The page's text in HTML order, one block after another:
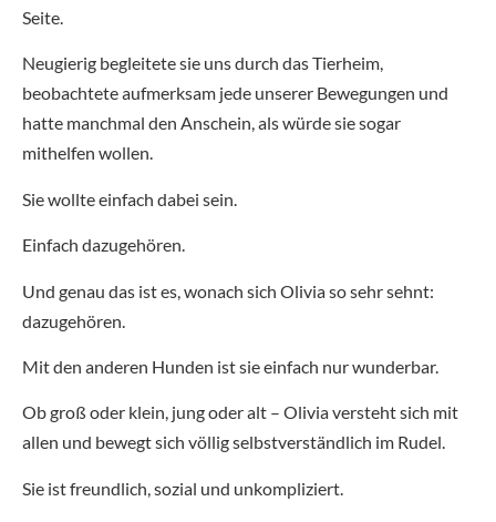
Seite.
Neugierig begleitete sie uns durch das Tierheim,
beobachtete aufmerksam jede unserer Bewegungen und
hatte manchmal den Anschein, als würde sie sogar
mithelfen wollen.
Sie wollte einfach dabei sein.
Einfach dazugehören.
Und genau das ist es, wonach sich Olivia so sehr sehnt:
dazugehören.
Mit den anderen Hunden ist sie einfach nur wunderbar.
Ob groß oder klein, jung oder alt – Olivia versteht sich mit
allen und bewegt sich völlig selbstverständlich im Rudel.
Sie ist freundlich, sozial und unkompliziert.